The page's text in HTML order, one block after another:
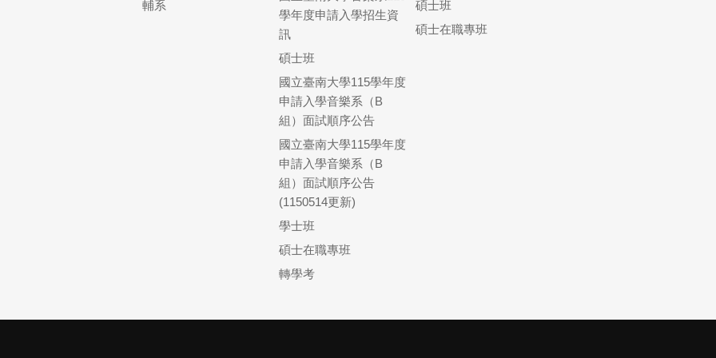
輔系
學年度申請入學招生資
訊
碩士班
國立臺南大學115學年度
申請入學音樂系（B
組）面試順序公告
國立臺南大學115學年度
申請入學音樂系（B
組）面試順序公告
(1150514更新)
學士班
碩士在職專班
轉學考
碩士班
碩士在職專班